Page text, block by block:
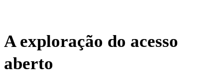
A exploração do acesso
aberto